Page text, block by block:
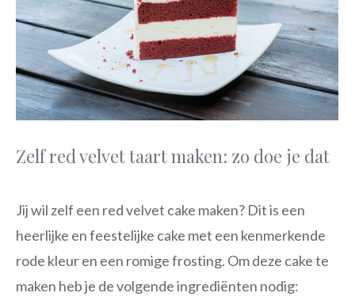
Zelf red velvet taart maken: zo doe je dat
Jij wil zelf een red velvet cake maken? Dit is een
heerlijke en feestelijke cake met een kenmerkende
rode kleur en een romige frosting. Om deze cake te
maken heb je de volgende ingrediënten nodig: